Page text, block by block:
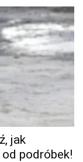
jak
podróbek!